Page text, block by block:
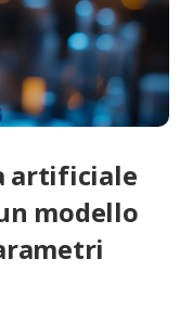
artificiale
modello